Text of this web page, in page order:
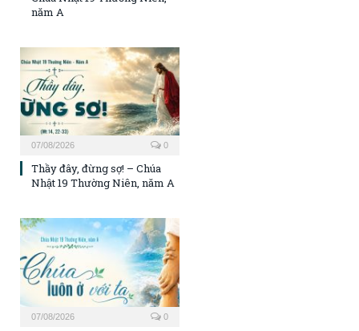
năm A
07/08/2026 0
Thầy đây, đừng sợ! – Chúa
Nhật 19 Thường Niên, năm A
07/08/2026 0